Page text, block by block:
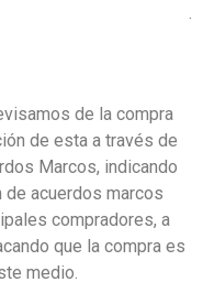
.
de la compra
de esta a través de
Marcos, indicando
acuerdos marcos
compradores, a
que la compra es
medio.